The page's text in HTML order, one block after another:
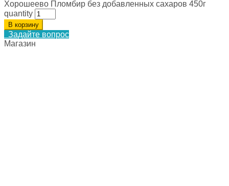
Хорошеево Пломбир без добавленных сахаров 450г
quantity
В корзину
Задайте вопрос
Магазин